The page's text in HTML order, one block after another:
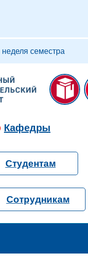
неделя семестра
Кафедры
Студентам
Сотрудникам